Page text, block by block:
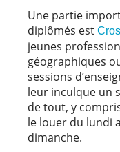
Une partie
diplômés est
jeunes
géographiques
sessions
leur inculque un
de tout, y
le louer du lundi
dimanche.